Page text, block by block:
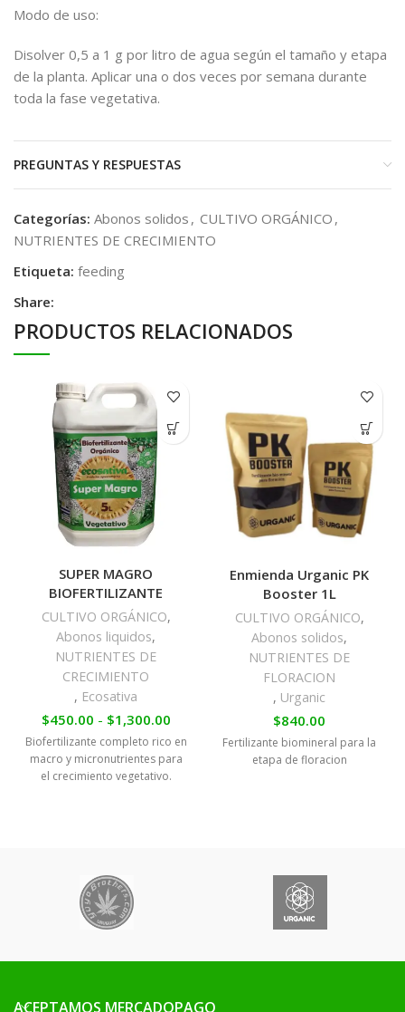
Modo de uso:
Disolver 0,5 a 1 g por litro de agua según el tamaño y etapa
de la planta. Aplicar una o dos veces por semana durante
toda la fase vegetativa.
PREGUNTAS Y RESPUESTAS
Categorías: Abonos solidos , CULTIVO ORGÁNICO ,
NUTRIENTES DE CRECIMIENTO
Etiqueta: feeding
Share:
PRODUCTOS RELACIONADOS
SUPER MAGRO
BIOFERTILIZANTE
CULTIVO ORGÁNICO,
Abonos liquidos,
NUTRIENTES DE
CRECIMIENTO
, Ecosativa
$450.00 - $1,300.00
Biofertilizante completo rico en
macro y micronutrientes para
el crecimiento vegetativo.
Enmienda Urganic PK
Booster 1L
CULTIVO ORGÁNICO,
Abonos solidos,
NUTRIENTES DE
FLORACION
, Urganic
$840.00
Fertilizante biomineral para la
etapa de floracion
ACEPTAMOS MERCADOPAGO